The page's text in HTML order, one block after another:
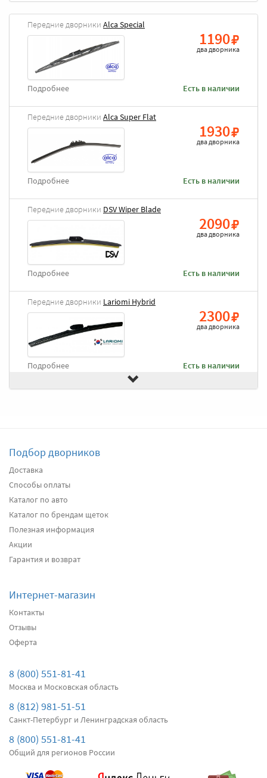
Передние дворники Alca Special
1190
два дворника
Есть в наличии
Подробнее
Передние дворники Alca Super Flat
1930
два дворника
Есть в наличии
Подробнее
Передние дворники DSV Wiper Blade
2090
два дворника
Есть в наличии
Подробнее
Передние дворники Lariomi Hybrid
2300
два дворника
Есть в наличии
Подробнее
Подробнее
Передние дворники
Подробнее
Подробнее
Передние дворники
Подробнее
Подбор дворников
Доставка
Способы оплаты
Каталог по авто
Каталог по брендам щеток
Полезная информация
Акции
Гарантия и возврат
Интернет-магазин
Контакты
Отзывы
Оферта
8 (800) 551-81-41
Москва и Московская область
8 (812) 981-51-51
Санкт-Петербург и Ленинградская область
8 (800) 551-81-41
Общий для регионов России